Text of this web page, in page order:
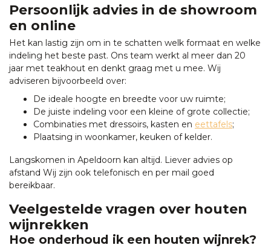
Persoonlijk advies in de showroom
en online
Het kan lastig zijn om in te schatten welk formaat en welke
indeling het beste past. Ons team werkt al meer dan 20
jaar met teakhout en denkt graag met u mee. Wij
adviseren bijvoorbeeld over:
De ideale hoogte en breedte voor uw ruimte;
De juiste indeling voor een kleine of grote collectie;
Combinaties met dressoirs, kasten en eettafels;
Plaatsing in woonkamer, keuken of kelder.
Langskomen in Apeldoorn kan altijd. Liever advies op
afstand Wij zijn ook telefonisch en per mail goed
bereikbaar.
Veelgestelde vragen over houten
wijnrekken
Hoe onderhoud ik een houten wijnrek?